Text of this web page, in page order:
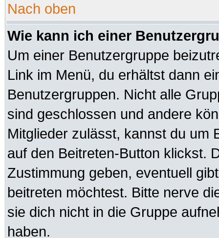
Nach oben
Wie kann ich einer
Um einer Benutzergruppe
Link im Menü, du erhältst dann
Benutzergruppen. Nicht alle
sind geschlossen und andere
Mitglieder zulässt, kannst du um
auf den Beitreten-Button klickst.
Zustimmung geben, eventuell
beitreten möchtest. Bitte nerve
sie dich nicht in die Gruppe
haben.